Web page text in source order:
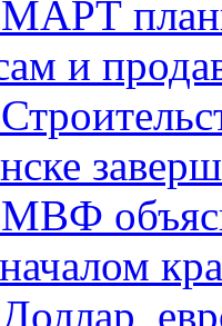
МАРТ
и
МВФ
Доллар,